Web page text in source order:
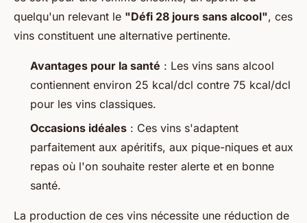
quelqu'un relevant le "Défi 28 jours sans alcool", ces
vins constituent une alternative pertinente.
Avantages pour la santé : Les vins sans alcool
contiennent environ 25 kcal/dcl contre 75 kcal/dcl
pour les vins classiques.
Occasions idéales : Ces vins s'adaptent
parfaitement aux apéritifs, aux pique-niques et aux
repas où l'on souhaite rester alerte et en bonne
santé.
La production de ces vins nécessite une réduction de